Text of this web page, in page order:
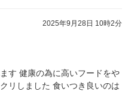
2025年9月28日 10時2分
す 健康の為に高いフードをや
リしました 食いつき良いのは